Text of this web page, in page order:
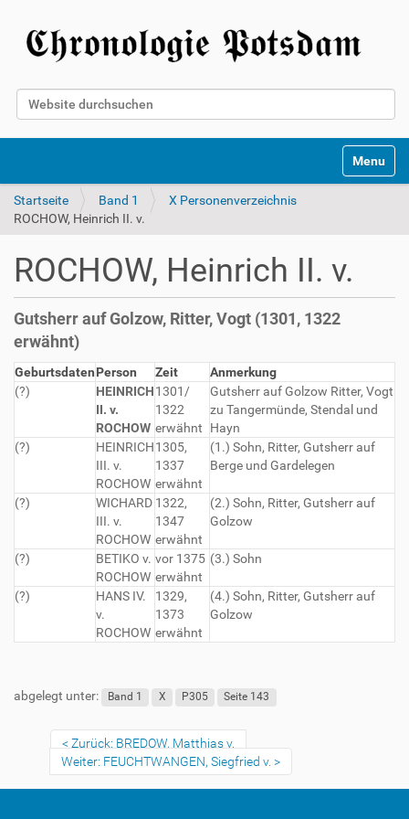
Website durchsuchen
Toggle
Startseite Band 1
X Personenverzeichnis
ROCHOW, Heinrich II. v.
ROCHOW, Heinrich II. v.
Gutsherr auf Golzow, Ritter, Vogt (1301, 1322
erwähnt)
GeburtsdatenPerson Zeit
Anmerkung
(?)
HEINRICH
II. v.
ROCHOW
1301/
1322
erwähnt
Gutsherr auf Golzow Ritter, Vogt
zu Tangermünde, Stendal und
Hayn
(?)
HEINRICH
III. v.
ROCHOW
1305,
1337
erwähnt
(1.) Sohn, Ritter, Gutsherr auf
Berge und Gardelegen
(?)
WICHARD
III. v.
ROCHOW
1322,
1347
erwähnt
(2.) Sohn, Ritter, Gutsherr auf
Golzow
(?)
BETIKO v.
ROCHOW
vor 1375
erwähnt
(3.) Sohn
(?)
HANS IV.
v.
ROCHOW
1329,
1373
erwähnt
(4.) Sohn, Ritter, Gutsherr auf
Golzow
abgelegt unter: Band 1 X P305 Seite 143
Zurück: BREDOW, Matthias v.
Weiter: FEUCHTWANGEN, Siegfried v.